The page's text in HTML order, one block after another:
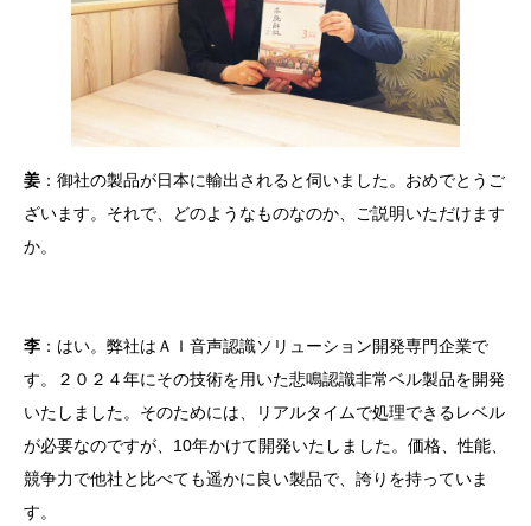
姜 ：御社の製品が日本に輸出されると伺いました。おめでとうご
ざいます。それで、どのようなものなのか、ご説明いただけます
か。
李 ：はい。弊社はＡＩ音声認識ソリューション開発専門企業で
す。２０２４年にその技術を用いた悲鳴認識非常ベル製品を開発
いたしました。そのためには、リアルタイムで処理できるレベル
が必要なのですが、10年かけて開発いたしました。価格、性能、
競争力で他社と比べても遥かに良い製品で、誇りを持っていま
す。